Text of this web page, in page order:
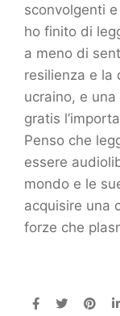
sconvolgenti
ho finito di
a meno di
resilienza e la
ucraino, e
gratis
Penso che
essere
mondo e le
acquisire una
forze che